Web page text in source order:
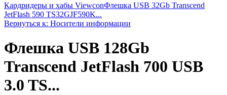
Кардридеры и хабы ViewconФлешка USB 32Gb Transcend
JetFlash 590 TS32GJF590K...
Вернуться к: Носители информации
Флешка USB 128Gb
Transcend JetFlash 700 USB
3.0 TS...